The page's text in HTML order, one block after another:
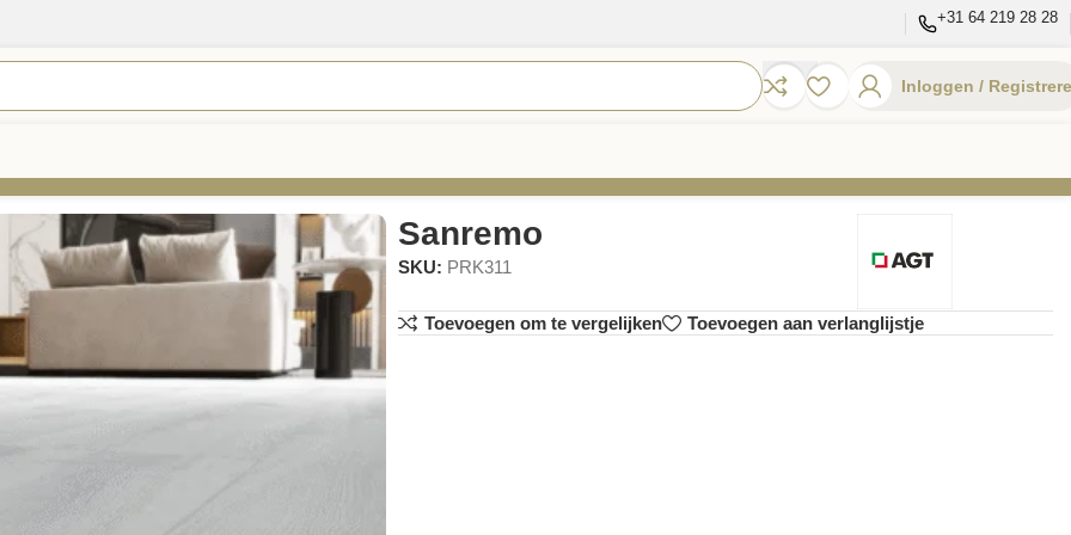
+31 64 219 28 28
Inloggen /
Sanremo
SKU: PRK311
Toevoegen om te vergelijken Toevoegen aan verlanglijstje